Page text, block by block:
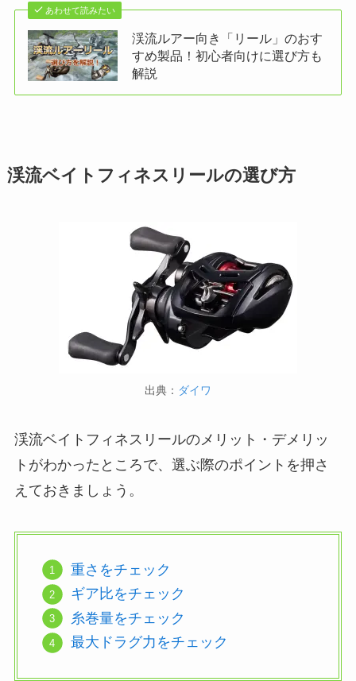
あわせて読みたい
渓流ルアー向き「リール」のおす
すめ製品！初心者向けに選び方も
解説
渓流ベイトフィネスリールの選び方
出典： ダイワ
渓流ベイトフィネスリールのメリット・デメリッ
トがわかったところで、選ぶ際のポイントを押さ
えておきましょう。
重さをチェック
ギア比をチェック
糸巻量をチェック
最大ドラグ力をチェック